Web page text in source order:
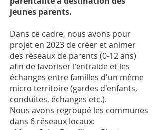
jeunes parents.
Dans ce cadre, nous avons pour
projet en 2023 de créer et animer
des réseaux de parents (0-12 ans)
afin de favoriser l'entraide et les
échanges entre familles d'un même
micro territoire (gardes d'enfants,
conduites, échanges etc.).
Nous avons regroupé les communes
dans 6 réseaux locaux: